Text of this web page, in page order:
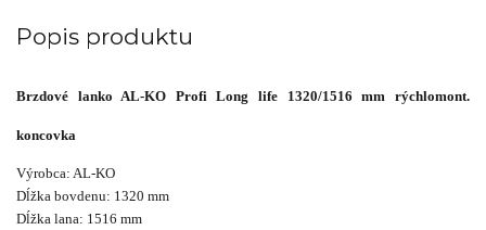
Popis produktu
Brzdové lanko AL-KO Profi Long life 1320/1516 mm rýchlomont.
koncovka
Výrobca: AL-KO
Dĺžka bovdenu: 1320 mm
Dĺžka lana: 1516 mm